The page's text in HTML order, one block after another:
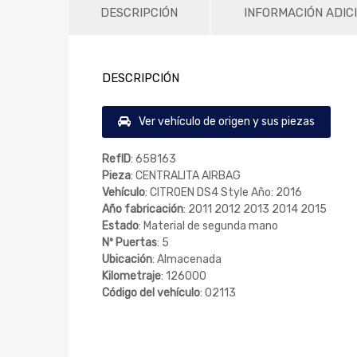
DESCRIPCIÓN INFORMACIÓN
DESCRIPCIÓN
Ver vehículo de origen y sus piezas
RefID: 658163
Pieza: CENTRALITA AIRBAG
Vehículo: CITROEN DS4 Style Año: 2016
Año fabricación: 2011 2012 2013 2014 2015
Estado: Material de segunda mano
Nº Puertas: 5
Ubicación: Almacenada
Kilometraje: 126000
Código del vehículo: 02113